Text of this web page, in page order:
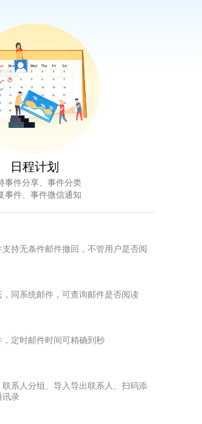
日程计划
事件分享、事件分类
事件、事件微信通知
持无条件邮件撤回，不管用户是否阅
同系统邮件，可查询邮件是否阅读
定时邮件时间可精确到秒
系人分组、导入导出联系人、扫码添
讯录